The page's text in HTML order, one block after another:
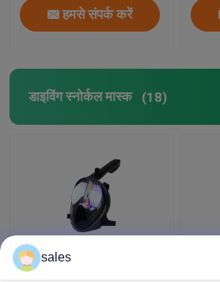
हमसे संपर्क करें
डाइविंग स्नोर्कल मास्क (18)
स्नॉर्कल डाइविंग के साथ
सिलिकॉन 180 डिग्री फुल
sales